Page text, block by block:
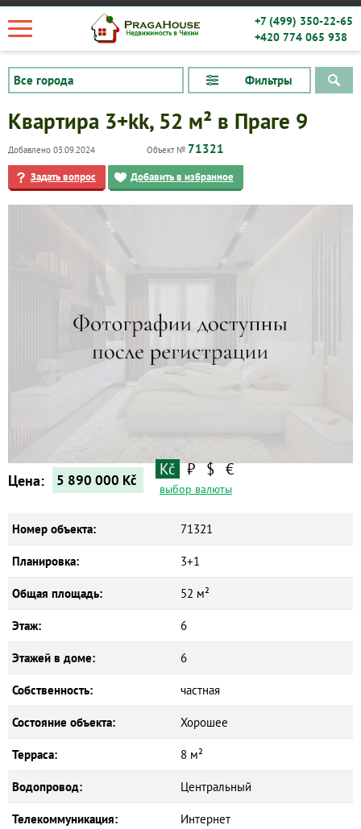
+7 (499) 350-22-65
+420 774 065 938
Фильтры
Квартира 3+kk, 52 м² в Праге 9
Добавлено 03.09.2024 Объект № 71321
Задать вопрос Добавить в избранное
Цена: 5 890 000 Kč
Kč ₽ $ €
выбор валюты
Номер объекта: 71321
Планировка: 3+1
Общая площадь: 52 м²
Этаж: 6
Этажей в доме: 6
Собственность: частная
Состояние объекта: Хорошее
Терраса: 8 м²
Водопровод: Центральный
Телекоммуникация: Интернет